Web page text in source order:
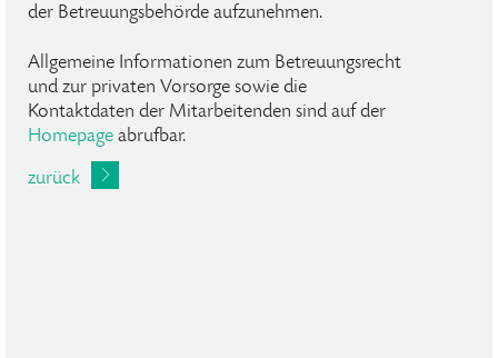
der Betreuungsbehörde aufzunehmen.
Allgemeine Informationen zum Betreuungsrecht
und zur privaten Vorsorge sowie die
Kontaktdaten der Mitarbeitenden sind auf der
Homepage abrufbar.
zurück